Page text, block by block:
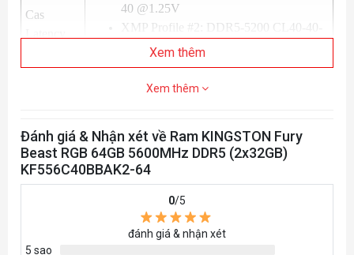
Cas
40 @1.25V
XMP Profile #2: DDR5-5200 CL40-40-
40 @1.25V
XMP Profile #3: DDR5-4800 CL38-38-
38 @1.1V
OverClock Yes
Bảo hành 36 tháng
Xem thêm
Xem thêm
Đánh giá & Nhận xét về Ram KINGSTON Fury
Beast RGB 64GB 5600MHz DDR5 (2x32GB)
KF556C40BBAK2-64
0/5
đánh giá & nhận xét
5 sao